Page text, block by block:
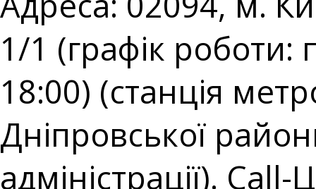
1/1 (графік роботи:
18:00) (станція
Дніпровської
адміністрації).